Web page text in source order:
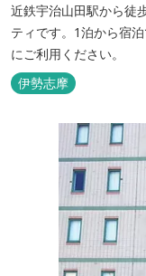
近鉄宇治山田駅から徒
ティです。1泊から宿
にご利用ください。
伊勢志摩